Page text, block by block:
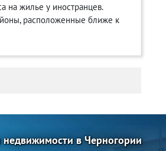
на жилье у иностранцев.
расположенные ближе к
в Черногории